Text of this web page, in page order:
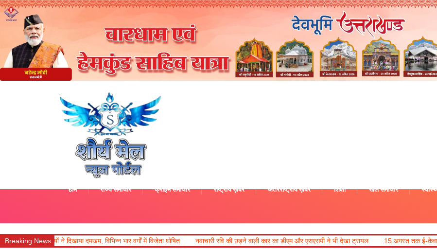
होम राज्य समाचार क्राइम समाचार राष्ट्रीय ख़बरें अंतरराष्ट्रीय ख़बरें शिक्षा खेल समाचार
Breaking News
दमखम, विभिन्न भार वर्गों में विजेता घोषित नवाचारी रवि की उड़ने वाली कार का डीएम और एसएसपी ने भी देखा ट्रायल 15 अगस्त तक ई-केवाईसी नहीं कराई तो गैस आपूर्ति